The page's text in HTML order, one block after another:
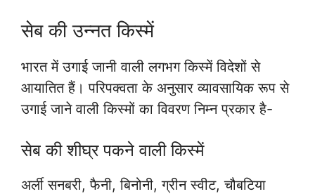
सेब की उन्नत किस्में
भारत में उगाई जानी वाली लगभग किस्में विदेशों से
आयातित हैं। परिपक्वता के अनुसार व्यावसायिक रूप से
उगाई जाने वाली किस्मों का विवरण निम्न प्रकार है-
सेब की शीघ्र पकने वाली किस्में
अर्ली सनबरी, फैनी, बिनोनी, ग्रीन स्वीट, चौबटिया